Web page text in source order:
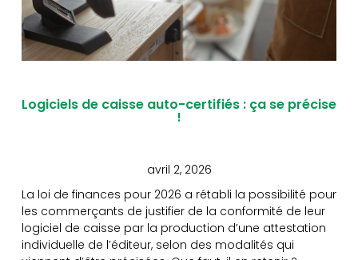
Logiciels de caisse auto-certifiés : ça se précise
!
avril 2, 2026
La loi de finances pour 2026 a rétabli la possibilité pour
les commerçants de justifier de la conformité de leur
logiciel de caisse par la production d’une attestation
individuelle de l’éditeur, selon des modalités qui